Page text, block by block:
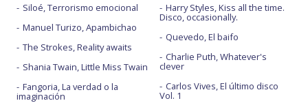
Siloé, Terrorismo emocional
Manuel Turizo, Apambichao
The Strokes, Reality awaits
Shania Twain, Little Miss Twain
Fangoria, La verdad o la
imaginación
Harry Styles, Kiss all the time.
Disco, occasionally.
Quevedo, El baifo
Charlie Puth, Whatever's
clever
Carlos Vives, El último disco
Vol. 1